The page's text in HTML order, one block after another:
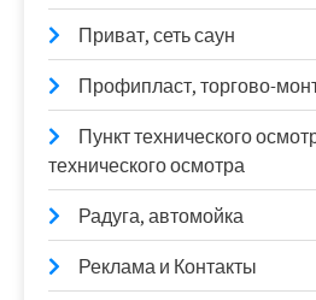
Приват, сеть саун
Профипласт, торгово-
Пункт технического
технического осмотра
Радуга, автомойка
Реклама и Контакты